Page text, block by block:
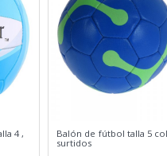
4 ,
Balón de fútbol talla 5
surtidos